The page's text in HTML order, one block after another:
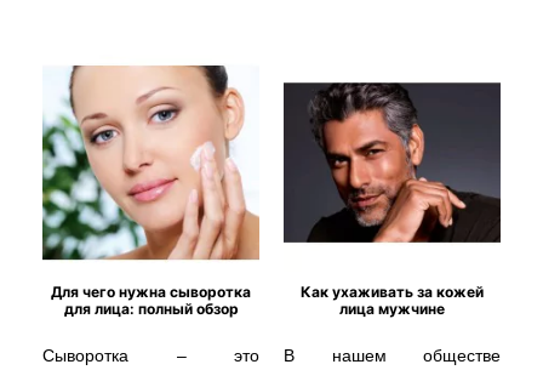
Для чего нужна сыворотка
для лица: полный обзор
Сыворотка – это
Как ухаживать за кожей
лица мужчине
В нашем обществе